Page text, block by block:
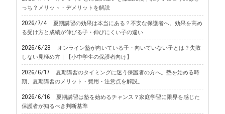
っち？メリット・デメリットを解説
2026/7/4
夏期講習の効果は本当にある？不安な保護者へ。効果を高め
る受け方と成績が伸びる子・伸びにくい子の違い
2026/6/28
オンライン塾が向いている子・向いていない子とは？失敗
しない見極め方｜【小中学生の保護者向け】
2026/6/17
夏期講習のタイミングに迷う保護者の方へ。塾を始める時
期、夏期講習のメリット・費用・注意点を解説。
2026/6/16
夏期講習は塾を始めるチャンス？家庭学習に限界を感じた
保護者が知るべき判断基準